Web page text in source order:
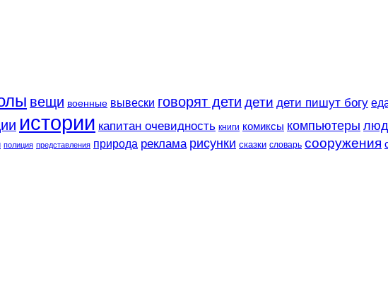
вещи военные вывески говорят дети дети дети пишут богу
истории капитан очевидность книги комиксы компьютеры
полиция представления природа реклама рисунки сказки словарь сооружения